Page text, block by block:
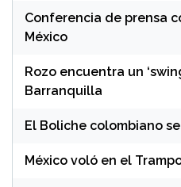
Conferencia de prensa
México
Rozo encuentra un
Barranquilla
El Boliche colombiano
México voló en el